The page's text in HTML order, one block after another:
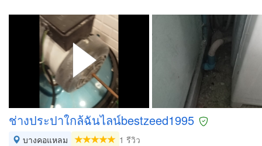
ช่างประปาใกล้ฉันไลน์bestzeed1995
บางคอแหลม
1 รีวิว